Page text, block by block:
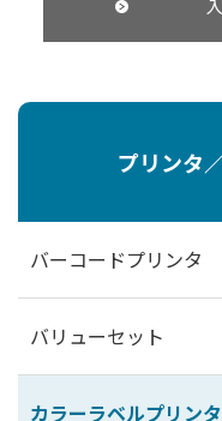
プリンタ
バーコードプリンタ
バリューセット
カラーラベルプリン